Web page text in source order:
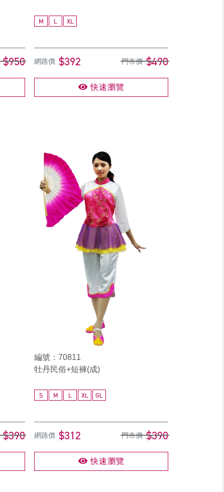
$950
M L XL
網路價 $392 門市價 $490
快速瀏覽
$390
編號：70811
牡丹民俗+短褲(成)
S M L XL GL
網路價 $312 門市價 $390
快速瀏覽